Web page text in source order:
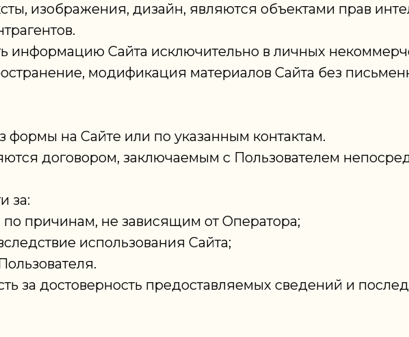
изображения, дизайн, являются объектами прав
информацию Сайта исключительно в личных
модификация материалов Сайта без
формы на Сайте или по указанным контактам.
договором, заключаемым с Пользователем
за:
причинам, не зависящим от Оператора;
использования Сайта;
за достоверность предоставляемых сведений и